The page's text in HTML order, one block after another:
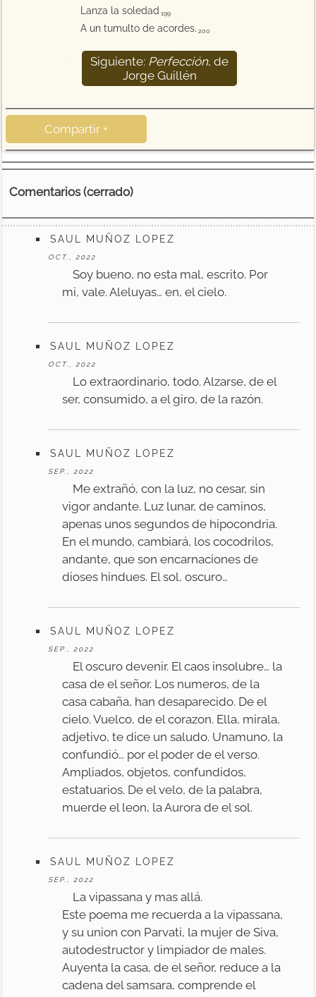
Lanza la soledad 199
A un tumulto de acordes. 200
Siguiente: Perfección, de
Jorge Guillén
Compartir +
Comentarios (cerrado)
SAUL MUÑOZ LOPEZ
OCT., 2022
Soy bueno, no esta mal, escrito. Por
mi, vale. Aleluyas… en, el cielo.
SAUL MUÑOZ LOPEZ
OCT., 2022
Lo extraordinario, todo. Alzarse, de el
ser, consumido, a el giro, de la razón.
SAUL MUÑOZ LOPEZ
SEP., 2022
Me extrañó, con la luz, no cesar, sin
vigor andante. Luz lunar, de caminos,
apenas unos segundos de hipocondria.
En el mundo, cambiará, los cocodrilos,
andante, que son encarnaciones de
dioses hindues. El sol, oscuro…
SAUL MUÑOZ LOPEZ
SEP., 2022
El oscuro devenir. El caos insolubre… la
casa de el señor. Los numeros, de la
casa cabaña, han desaparecido. De el
cielo. Vuelco, de el corazon. Ella, mirala,
adjetivo, te dice un saludo. Unamuno, la
confundió… por el poder de el verso.
Ampliados, objetos, confundidos,
estatuarios. De el velo, de la palabra,
muerde el leon, la Aurora de el sol.
SAUL MUÑOZ LOPEZ
SEP., 2022
La vipassana y mas allá.
Este poema me recuerda a la vipassana,
y su union con Parvati, la mujer de Siva,
autodestructor y limpiador de males.
Auyenta la casa, de el señor, reduce a la
cadena del samsara, comprende el